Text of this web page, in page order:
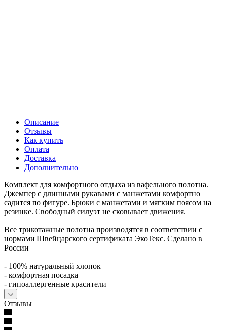
Описание
Отзывы
Как купить
Оплата
Доставка
Дополнительно
Комплект для комфортного отдыха из вафельного полотна.
Джемпер с длинными рукавами с манжетами комфортно
садится по фигуре. Брюки с манжетами и мягким поясом на
резинке. Свободный силуэт не сковывает движения.
Все трикотажные полотна производятся в соответствии с
нормами Швейцарского сертификата ЭкоТекс. Сделано в
России
- 100% натуральный хлопок
- комфортная посадка
- гипоаллергенные красители
Отзывы